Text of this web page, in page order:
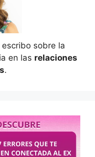
escribo sobre la
en las relaciones
.